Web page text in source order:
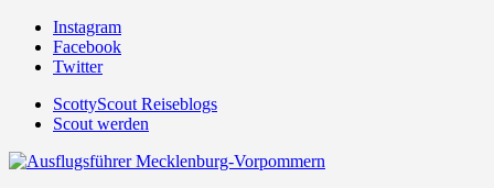
Instagram
Facebook
Twitter
ScottyScout Reiseblogs
Scout werden